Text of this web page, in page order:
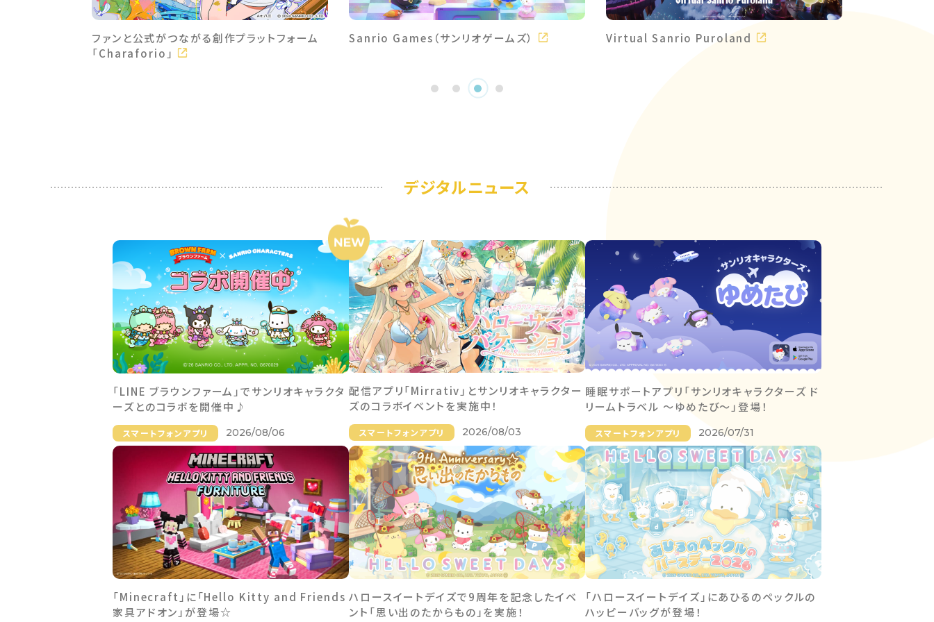
ファンと公式がつながる創作プラットフォーム
「Charaforio」
Sanrio Games（サンリオゲームズ） Virtual Sanrio Puroland
デジタルニュース
「LINE ブラウンファーム」でサンリオキャラクタ
ーズとのコラボを開催中♪
スマートフォンアプリ 2026/08/06
配信アプリ「Mirrativ」とサンリオキャラクター
ズのコラボイベントを実施中！
スマートフォンアプリ 2026/08/03
睡眠サポートアプリ「サンリオキャラクターズ ド
リームトラベル 〜ゆめたび〜」登場！
スマートフォンアプリ 2026/07/31
「Minecraft」に「Hello Kitty and Friends
家具アドオン」が登場☆
ハロースイートデイズで9周年を記念したイベ
ント「思い出のたからもの」を実施！
「ハロースイートデイズ」にあひるのペックルの
ハッピーバッグが登場！